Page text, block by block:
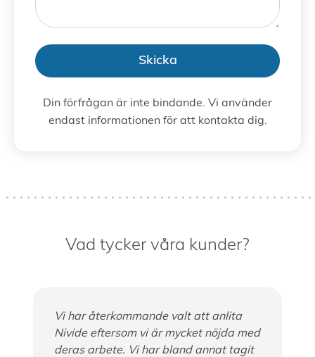
Skicka
Din förfrågan är inte bindande. Vi använder
endast informationen för att kontakta dig.
Vad tycker våra kunder?
Vi har återkommande valt att anlita
Nivide eftersom vi är mycket nöjda med
deras arbete. Vi har bland annat tagit